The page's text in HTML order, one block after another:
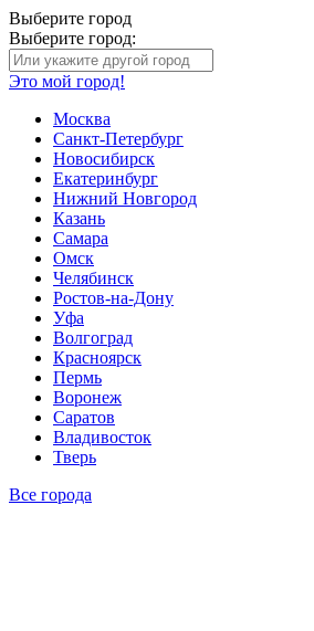
Выберите город
Выберите город:
Это мой город!
Москва
Санкт-Петербург
Новосибирск
Екатеринбург
Нижний Новгород
Казань
Самара
Омск
Челябинск
Ростов-на-Дону
Уфа
Волгоград
Красноярск
Пермь
Воронеж
Саратов
Владивосток
Тверь
Все города